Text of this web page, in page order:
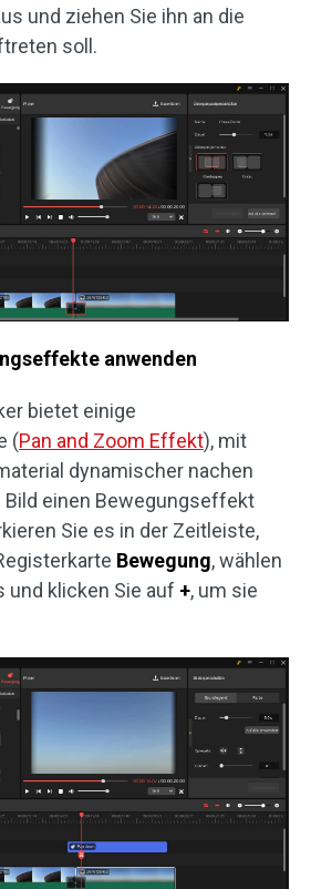
und ziehen Sie ihn an die
soll.
anwenden
bietet einige
(Pan and Zoom Effekt), mit
dynamischer nachen
Bild einen Bewegungseffekt
Sie es in der Zeitleiste,
Bewegung, wählen
und klicken Sie auf +, um sie